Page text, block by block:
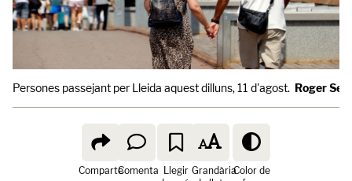
Persones passejant per Lleida aquest dilluns, 11 d'agost. Roger
ComparteComenta Llegir GrandàriaColor de